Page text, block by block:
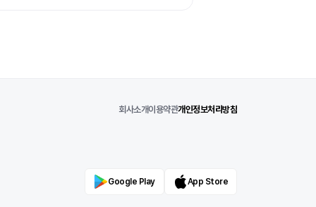
회사소개이용약관개인정보처리방침
Google Play App Store